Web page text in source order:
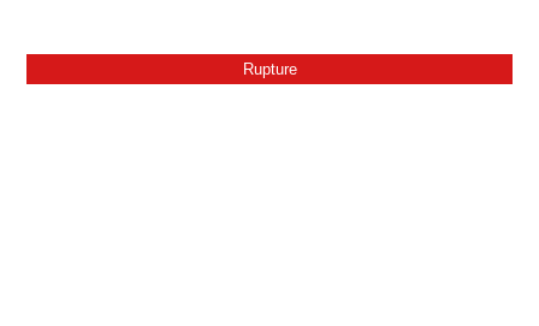
Rupture